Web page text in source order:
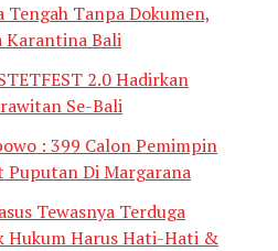
Tengah Tanpa Dokumen,
Karantina Bali
2.0 Hadirkan
Se-Bali
: 399 Calon Pemimpin
Puputan Di Margarana
Tewasnya Terduga
Hukum Harus Hati-Hati &